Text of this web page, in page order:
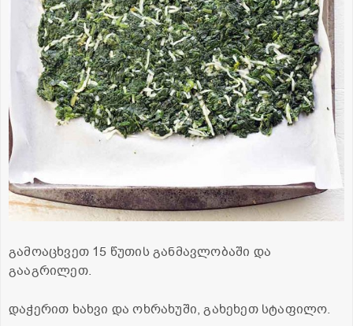
გამოაცხვეთ 15 წუთის განმავლობაში და
გააგრილეთ.
დაჭერით ხახვი და ოხრახუში, გახეხეთ სტაფილო.